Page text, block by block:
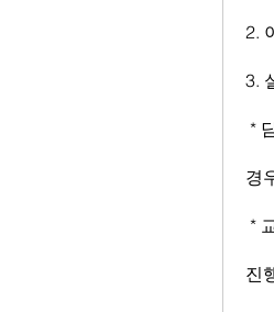
2.
3.
경
진